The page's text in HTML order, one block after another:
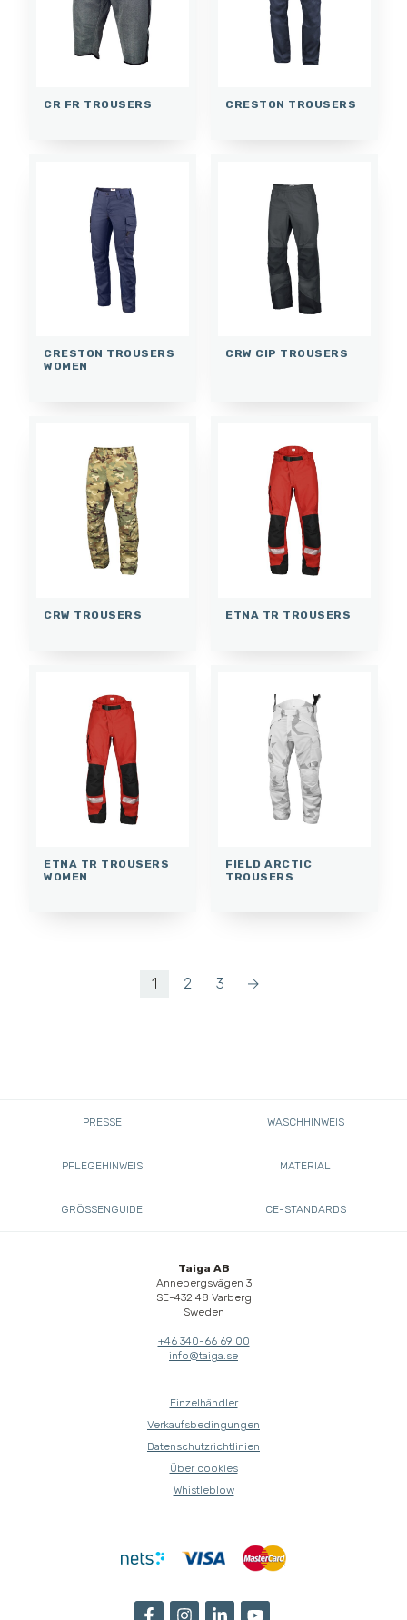
CR FR TROUSERS CRESTON TROUSERS
CRESTON TROUSERS
WOMEN
CRW CIP TROUSERS
CRW TROUSERS ETNA TR TROUSERS
ETNA TR TROUSERS
WOMEN
FIELD ARCTIC
TROUSERS
1 2 3 →
PRESSE WASCHHINWEIS
PFLEGEHINWEIS MATERIAL
GRÖSSENGUIDE CE-STANDARDS
Taiga AB
Annebergsvägen 3
SE-432 48 Varberg
Sweden
+46 340-66 69 00
info@taiga.se
Einzelhändler
Verkaufsbedingungen
Datenschutzrichtlinien
Über cookies
Whistleblow